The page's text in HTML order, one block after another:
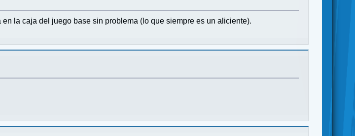
la caja del juego base sin problema (lo que siempre es un aliciente).